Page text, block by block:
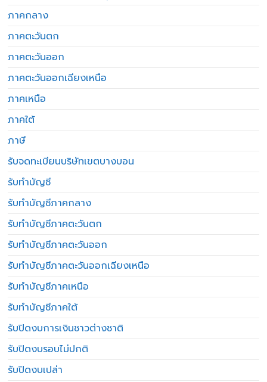
ภาคกลาง
ภาคตะวันตก
ภาคตะวันออก
ภาคตะวันออกเฉียงเหนือ
ภาคเหนือ
ภาคใต้
ภาษี
รับจดทะเบียนบริษัทเขตบางบอน
รับทำบัญชี
รับทำบัญชีภาคกลาง
รับทำบัญชีภาคตะวันตก
รับทำบัญชีภาคตะวันออก
รับทำบัญชีภาคตะวันออกเฉียงเหนือ
รับทำบัญชีภาคเหนือ
รับทำบัญชีภาคใต้
รับปิดงบการเงินชาวต่างชาติ
รับปิดงบรอบไม่ปกติ
รับปิดงบเปล่า